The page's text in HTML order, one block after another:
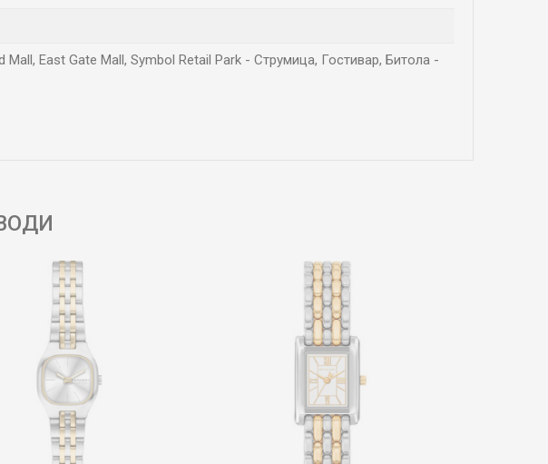
East Gate Mall, Symbol Retail Park - Струмица, Гостивар, Битола -